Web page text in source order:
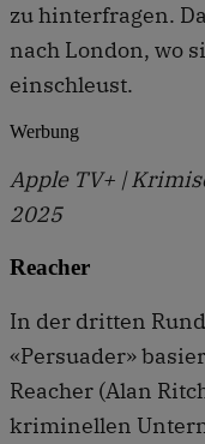
zu hinterfragen.
nach London, wo
einschleust.
Werbung
Apple TV+ |
2025
Reacher
In der dritten
«Persuader»
Reacher (Alan
kriminellen